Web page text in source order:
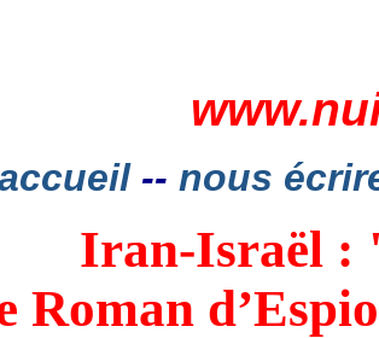
-- nous
Iran-Israël :
Roman